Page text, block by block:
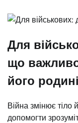
Для
що
його родині
Війна змінює тіло
допомогти